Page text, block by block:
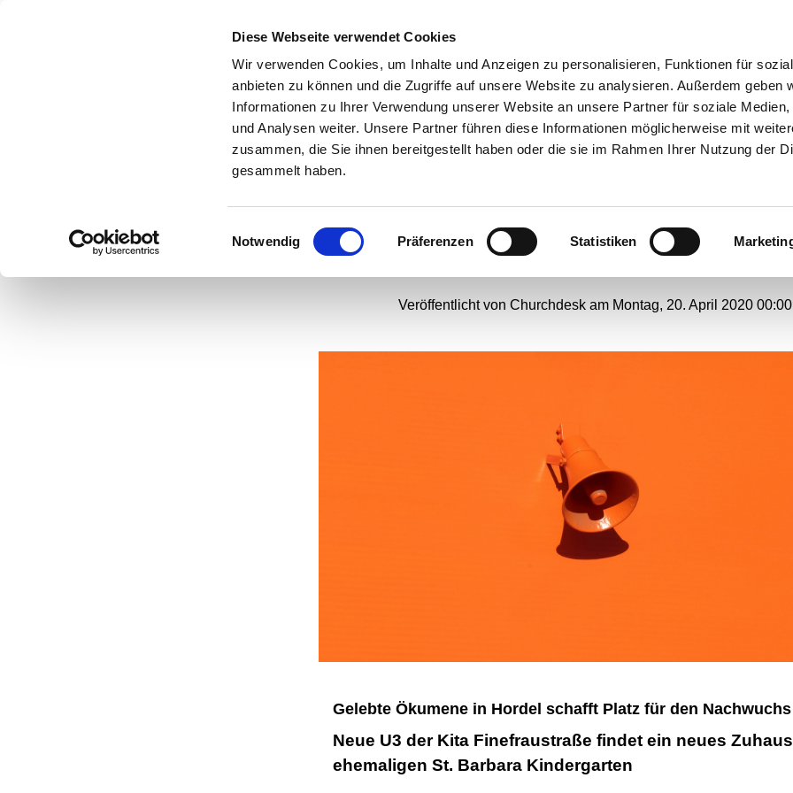
Diese Webseite verwendet Cookies
Wir verwenden Cookies, um Inhalte und Anzeigen zu personalisieren, Funktionen für
anbieten zu können und die Zugriffe auf unsere Website zu analysieren. Außerdem geben
Informationen zu Ihrer Verwendung unserer Website an unsere Partner für soziale Medien,
und Analysen weiter. Unsere Partner führen diese Informationen möglicherweise mit
zusammen, die Sie ihnen bereitgestellt haben oder die sie im Rahmen Ihrer Nutzung der
gesammelt haben.
Einwilligungsauswahl
Notwendig Präferenzen Statistiken
Gelebte Ökumene in
schafft Platz für den
# Webseiten-Migration
Veröffentlicht von Churchdesk am Montag, 20. April 2020 00:00
Gelebte Ökumene in Hordel schafft Platz für den Nachwuchs
Neue U3 der Kita Finefraustraße findet ein neues
ehemaligen St. Barbara Kindergarten